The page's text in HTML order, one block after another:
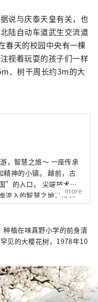
说与庆泰天皇有关，也
陆自动车道武生交流道
春天的校园中央有一棵
视着玩耍的孩子们一样
、树干周长约3m的大
慧之旅～ 一座传承
精神的小镇。 越前，古
”的入口。 尖端技术和
流入的智慧之地，成为
。 在与这片土地的自然
带给下一个1000年的普
越国界、跨越时空的交
的新探索。 欢迎来到越
more
植在味真野小学的前身清
见的大樱花树，1978年10